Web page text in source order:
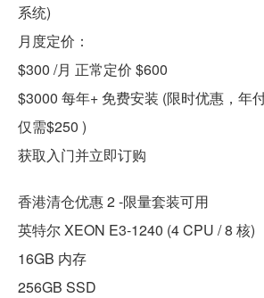
系统)
月度定价：
$300 /月 正常定价 $600
$3000 每年+ 免费安装 (限时优惠，年
仅需$250 )
获取入门并立即订购
香港清仓优惠 2 -限量套装可用
英特尔 XEON E3-1240 (4 CPU / 8 核)
16GB 内存
256GB SSD